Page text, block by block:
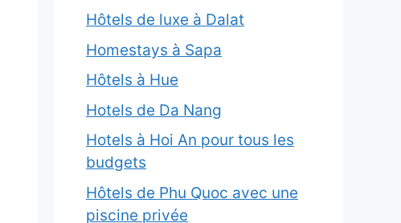
Hôtels de luxe à Dalat
Homestays à Sapa
Hôtels à Hue
Hotels de Da Nang
Hotels à Hoi An pour tous les
budgets
Hôtels de Phu Quoc avec une
piscine privée